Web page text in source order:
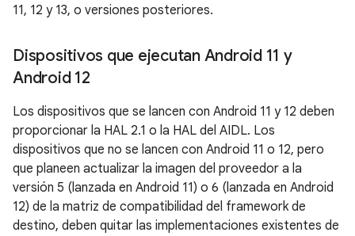
11, 12 y 13, o versiones posteriores.
Dispositivos que ejecutan Android 11 y
Android 12
Los dispositivos que se lancen con Android 11 y 12 deben
proporcionar la HAL 2.1 o la HAL del AIDL. Los
dispositivos que no se lancen con Android 11 o 12, pero
que planeen actualizar la imagen del proveedor a la
versión 5 (lanzada en Android 11) o 6 (lanzada en Android
12) de la matriz de compatibilidad del framework de
destino, deben quitar las implementaciones existentes de